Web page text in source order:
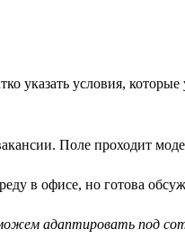
указать условия,
Поле проходит
в офисе, но готова
адаптировать под